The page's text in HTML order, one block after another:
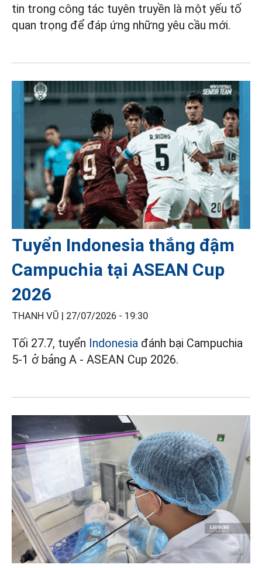
tin trong công tác tuyên truyền là một yếu tố
quan trọng để đáp ứng những yêu cầu mới.
Tuyển Indonesia thắng đậm
Campuchia tại ASEAN Cup
2026
THANH VŨ | 27/07/2026 - 19:30
Tối 27.7, tuyển Indonesia đánh bại Campuchia
5-1 ở bảng A - ASEAN Cup 2026.